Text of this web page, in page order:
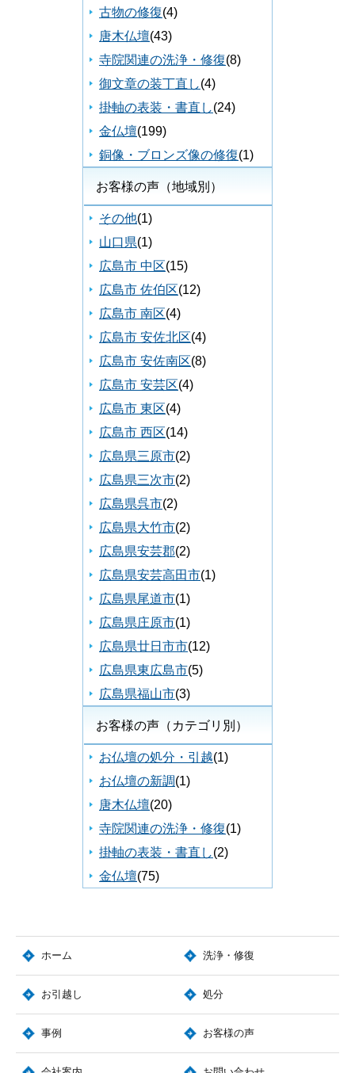
古物の修復(4)
唐木仏壇(43)
寺院関連の洗浄・修復(8)
御文章の装丁直し(4)
掛軸の表装・書直し(24)
金仏壇(199)
銅像・ブロンズ像の修復(1)
お客様の声（地域別）
その他(1)
山口県(1)
広島市 中区(15)
広島市 佐伯区(12)
広島市 南区(4)
広島市 安佐北区(4)
広島市 安佐南区(8)
広島市 安芸区(4)
広島市 東区(4)
広島市 西区(14)
広島県三原市(2)
広島県三次市(2)
広島県呉市(2)
広島県大竹市(2)
広島県安芸郡(2)
広島県安芸高田市(1)
広島県尾道市(1)
広島県庄原市(1)
広島県廿日市市(12)
広島県東広島市(5)
広島県福山市(3)
お客様の声（カテゴリ別）
お仏壇の処分・引越(1)
お仏壇の新調(1)
唐木仏壇(20)
寺院関連の洗浄・修復(1)
掛軸の表装・書直し(2)
金仏壇(75)
ホーム 洗浄・修復
お引越し 処分
事例 お客様の声